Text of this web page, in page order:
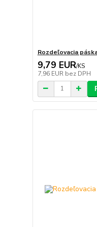
Rozdeľovacia
9,79 EUR/KS
7,96 EUR bez DPH